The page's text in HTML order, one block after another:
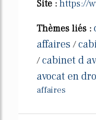
Site : https://
Thèmes liés :
affaires /
/cabinet d
avocat en
affaires